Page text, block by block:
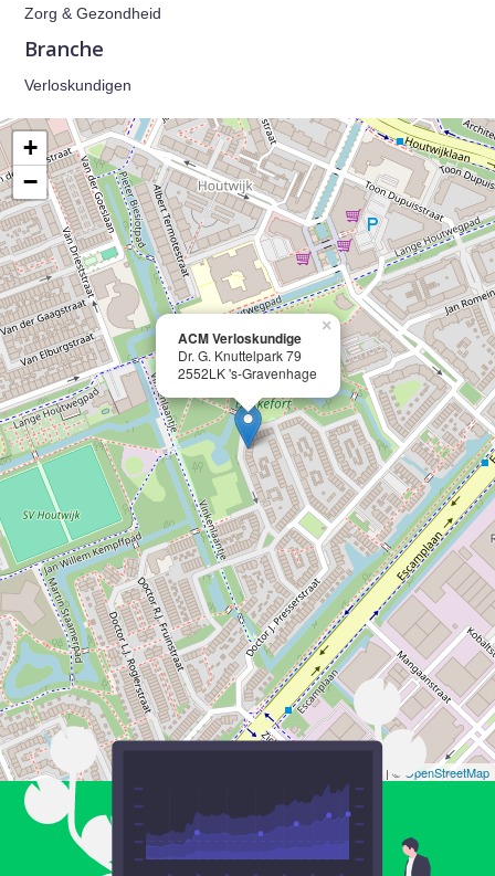
Zorg & Gezondheid
Branche
Verloskundigen
ACM Verloskundige
Dr. G. Knuttelpark 79
2552LK 's-Gravenhage
×
+
−
| © OpenStreetMap